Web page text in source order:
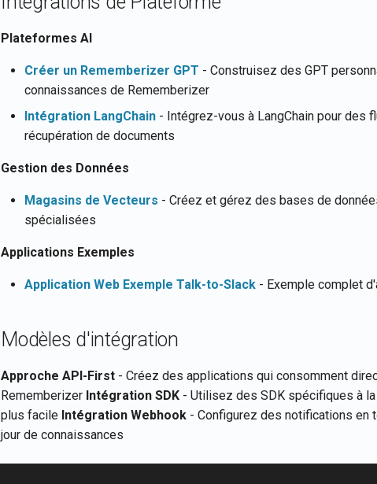
Plateformes AI
Créer un Rememberizer GPT - Construisez des GPT
connaissances de Rememberizer
Intégration LangChain - Intégrez-vous à LangChain pour des
récupération de documents
Gestion des Données
Magasins de Vecteurs - Créez et gérez des bases de
spécialisées
Applications Exemples
Application Web Exemple Talk-to-Slack - Exemple complet
Modèles d'intégration
Approche API-First - Créez des applications qui consomment
Rememberizer Intégration SDK - Utilisez des SDK spécifiques à
plus facile Intégration Webhook - Configurez des notifications en
jour de connaissances